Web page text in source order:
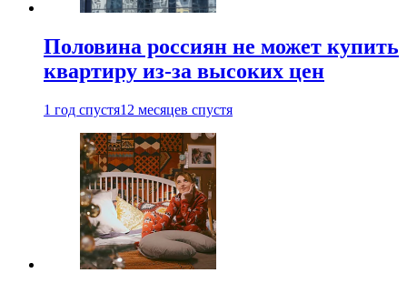
Половина россиян не может купить
квартиру из-за высоких цен
1 год спустя12 месяцев спустя